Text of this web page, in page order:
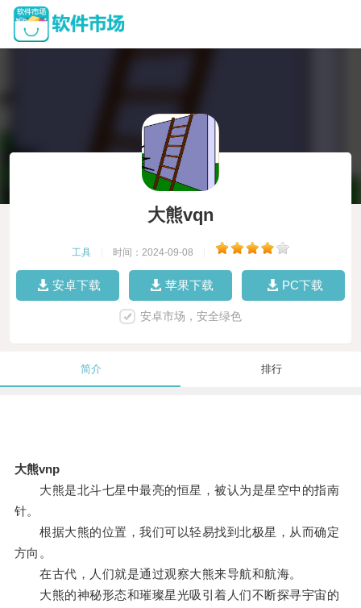
大熊vqn
工具 时间：2024-09-08
安卓下载 苹果下载 PC下载
安卓市场，安全绿色
简介 排行
大熊vnp
大熊是北斗七星中最亮的恒星，被认为是星空中的指南
针。
根据大熊的位置，我们可以轻易找到北极星，从而确定
方向。
在古代，人们就是通过观察大熊来导航和航海。
大熊的神秘形态和璀璨星光吸引着人们不断探寻宇宙的